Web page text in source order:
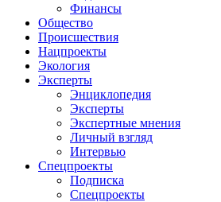
Финансы
Общество
Происшествия
Нацпроекты
Экология
Эксперты
Энциклопедия
Эксперты
Экспертные мнения
Личный взгляд
Интервью
Спецпроекты
Подписка
Спецпроекты